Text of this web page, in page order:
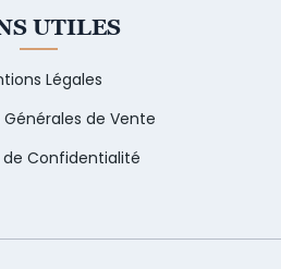
UTILES
Légales
de Vente
de Confidentialité